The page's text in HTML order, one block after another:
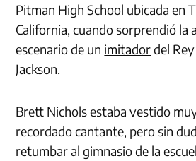
Pitman High School ubicada en
California, cuando sorprendió la
escenario de un imitadordel
Jackson.
Brett Nichols estaba vestido
recordado cantante, pero sin
retumbar al gimnasio de la